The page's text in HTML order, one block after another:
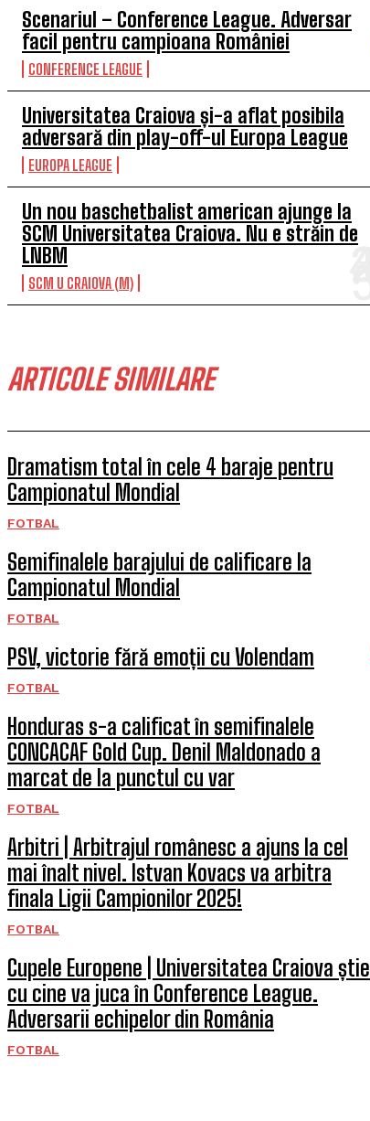
Scenariul – Conference League. Adversar
facil pentru campioana României
CONFERENCE LEAGUE
Universitatea Craiova și-a aflat posibila
adversară din play-off-ul Europa League
EUROPA LEAGUE
Un nou baschetbalist american ajunge la
SCM Universitatea Craiova. Nu e străin de
LNBM
SCM U CRAIOVA (M)
ARTICOLE SIMILARE
Dramatism total în cele 4 baraje pentru
Campionatul Mondial
FOTBAL
Semifinalele barajului de calificare la
Campionatul Mondial
FOTBAL
PSV, victorie fără emoții cu Volendam
FOTBAL
Honduras s-a calificat în semifinalele
CONCACAF Gold Cup. Denil Maldonado a
marcat de la punctul cu var
FOTBAL
Arbitri | Arbitrajul românesc a ajuns la cel
mai înalt nivel. Istvan Kovacs va arbitra
finala Ligii Campionilor 2025!
FOTBAL
Cupele Europene | Universitatea Craiova știe
cu cine va juca în Conference League.
Adversarii echipelor din România
FOTBAL